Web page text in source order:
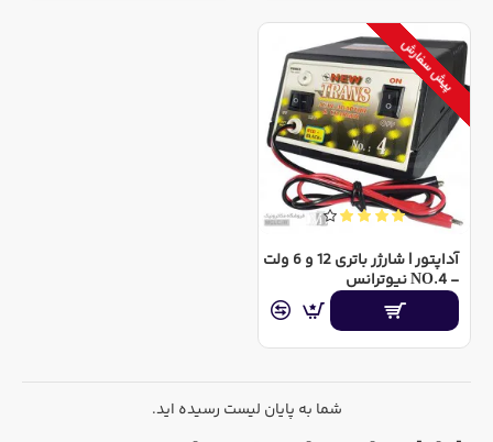
پیش سفارش
آداپتور | شارژر باتری 12 و 6 ولت
- NO.4 نیوترانس
شما به پایان لیست رسیده اید.